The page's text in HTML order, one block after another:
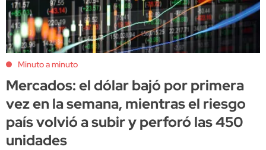
Minuto a minuto
Mercados: el dólar bajó por primera
vez en la semana, mientras el riesgo
país volvió a subir y perforó las 450
unidades